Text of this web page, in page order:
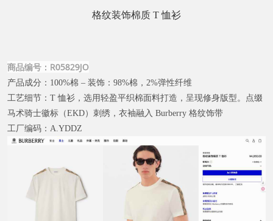
格纹装饰棉质 T 恤衫
商品编号：R05829JO
产品成分： 100%棉 – 装饰：98%棉，2%弹性纤维
工艺细节： T 恤衫，选用轻盈平织棉面料打造，呈现修身版型。点缀
马术骑士徽标（EKD）刺绣，衣袖融入 Burberry 格纹饰带
工厂编码： A.YDDZ